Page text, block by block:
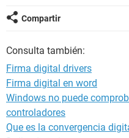
Compartir
Consulta también:
Firma digital drivers
Firma digital en word
Windows no puede
controladores
Que es la convergencia